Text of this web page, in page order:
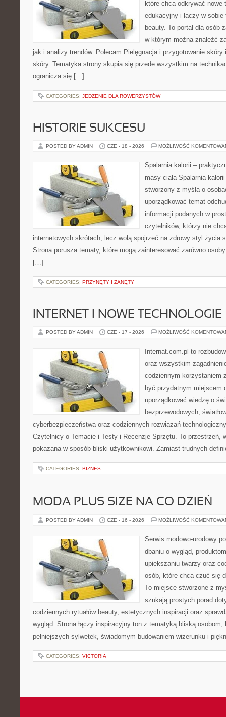
które chcą odkrywać nowe
edukacyjny i łączy w
beauty. To portal dla osób
w którym można znaleźć
jak i analizy trendów. Polecam Pielęgnacja i przygotowanie
skóry. Tematyka strony skupia się przede wszystkim na
ogranicza się […]
CATEGORIES: JEDZENIE DLA ROWERZYSTÓW
HISTORIE SUKCESU
POSTED BY ADMIN CZE - 18 - 2026 MOŻLIWOŚĆ
Spalarnia kalorii –
masy ciała Spalarnia
stworzony z myślą o
uporządkować temat
informacji podanych w
czytelników, którzy nie
internetowych skrótach, lecz wolą spojrzeć na zdrowy styl życia
Strona porusza tematy, które mogą zainteresować zarówno
[…]
CATEGORIES: PRZYNĘTY I ZANĘTY
INTERNET I NOWE TECHNOLOGIE
POSTED BY ADMIN CZE - 17 - 2026 MOŻLIWOŚĆ
Internat.com.pl to
oraz wszystkim
codziennym korzystaniem
być przydatnym miejscem
uporządkować wiedzę o
bezprzewodowych,
cyberbezpieczeństwa oraz codziennych rozwiązań
Czytelnicy o Temacie i Testy i Recenzje Sprzętu. To przestrzeń,
pokazana w sposób bliski użytkownikowi. Zamiast trudnych
CATEGORIES: BIZNES
MODA PLUS SIZE NA CO DZIEŃ
POSTED BY ADMIN CZE - 16 - 2026 MOŻLIWOŚĆ
Serwis modowo-urodowy
dbaniu o wygląd,
upiększaniu twarzy oraz
osób, które chcą czuć się
To miejsce stworzone z
szukają prostych porad
codziennych rytuałów beauty, estetycznych inspiracji oraz
wygląd. Strona łączy inspiracyjny ton z tematyką bliską
pełniejszych sylwetek, świadomym budowaniem wizerunku i
CATEGORIES: VICTORIA